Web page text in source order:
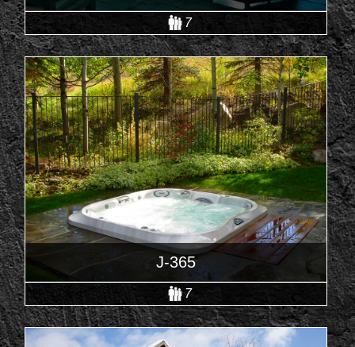
7
J-365
7